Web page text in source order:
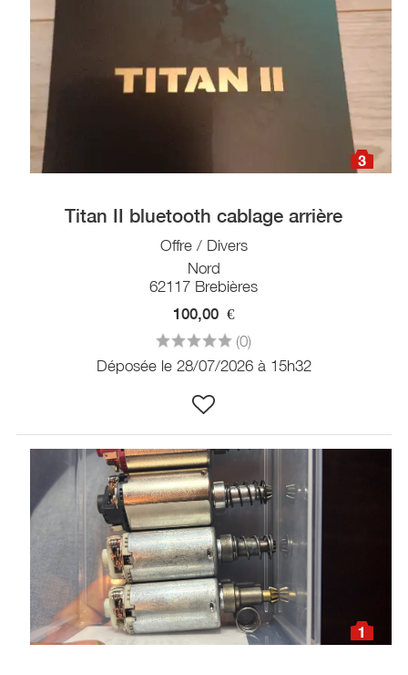
3
Titan II bluetooth cablage arrière
Offre / Divers
Nord
62117 Brebières
100,00 €
(0)
Déposée le 28/07/2026 à 15h32
1